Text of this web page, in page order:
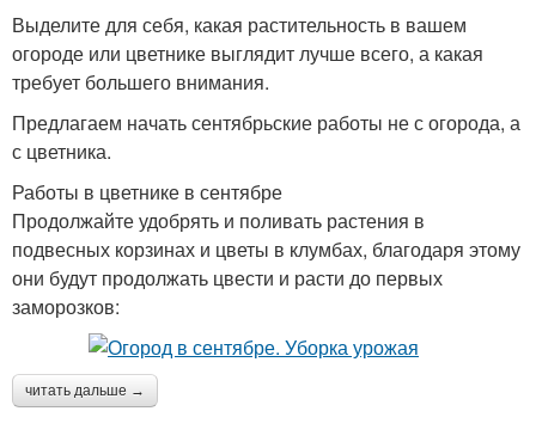
Выделите для себя, какая растительность в вашем
огороде или цветнике выглядит лучше всего, а какая
требует большего внимания.
Предлагаем начать сентябрьские работы не с огорода, а
с цветника.
Работы в цветнике в сентябре
Продолжайте удобрять и поливать растения в
подвесных корзинах и цветы в клумбах, благодаря этому
они будут продолжать цвести и расти до первых
заморозков:
читать дальше →